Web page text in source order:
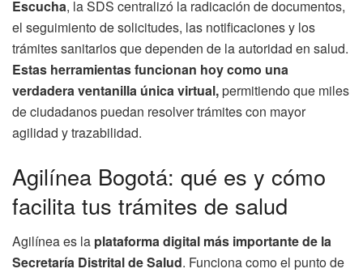
Escucha, la SDS centralizó la radicación de documentos,
el seguimiento de solicitudes, las notificaciones y los
trámites sanitarios que dependen de la autoridad en salud.
Estas herramientas funcionan hoy como una
verdadera ventanilla única virtual,permitiendo que miles
de ciudadanos puedan resolver trámites con mayor
agilidad y trazabilidad.
Agilínea Bogotá: qué es y cómo
facilita tus trámites de salud
Agilínea es la plataforma digital más importante de la
Secretaría Distrital de Salud. Funciona como el punto de